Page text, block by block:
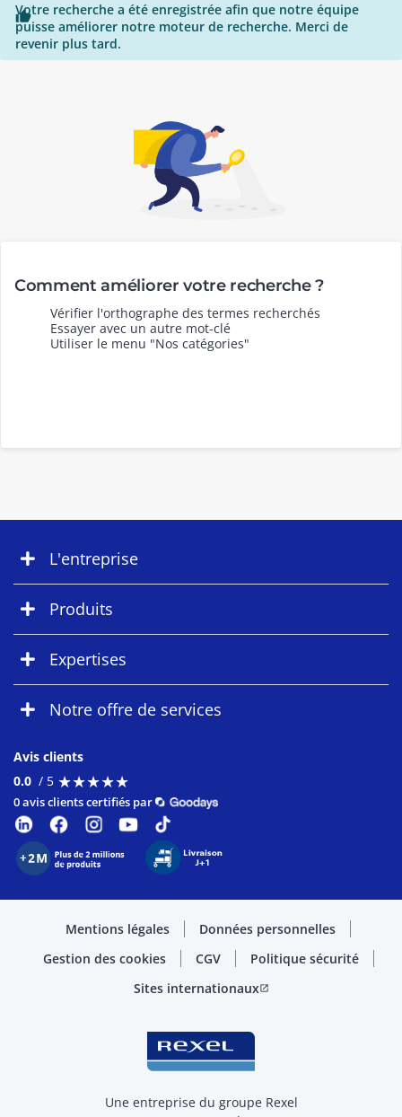

Votre recherche a été enregistrée afin que notre équipe
puisse améliorer notre moteur de recherche. Merci de
revenir plus tard.
Comment améliorer votre recherche ?
Vérifier l'orthographe des termes recherchés
Essayer avec un autre mot-clé
Utiliser le menu "Nos catégories"
L'entreprise
Produits
Expertises
Notre offre de services
Avis clients
0.0 / 5 ★★★★★
★★★★★
0 avis clients certifiés par
Mentions légales
Données personnelles
Gestion des cookies
CGV
Politique sécurité
Sites internationauxopen_in_new
Une entreprise du groupe Rexel